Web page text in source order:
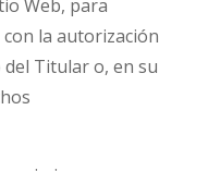
Web, para
la autorización
Titular o, en su